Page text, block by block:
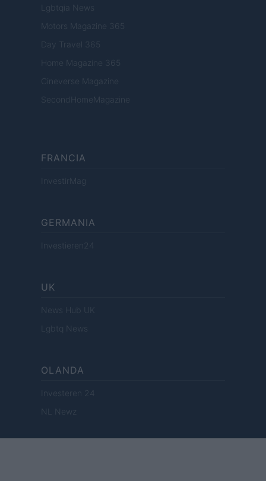
Lgbtqia News
Motors Magazine 365
Day Travel 365
Home Magazine 365
Cineverse Magazine
SecondHomeMagazine
FRANCIA
InvestirMag
GERMANIA
Investieren24
UK
News Hub UK
Lgbtq News
OLANDA
Investeren 24
NL Newz